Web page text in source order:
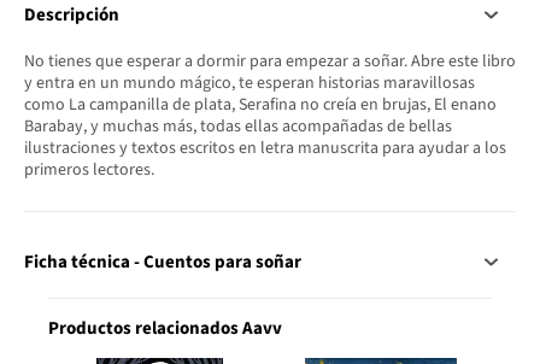
Descripción
No tienes que esperar a dormir para empezar a soñar. Abre este libro
y entra en un mundo mágico, te esperan historias maravillosas
como La campanilla de plata, Serafina no creía en brujas, El enano
Barabay, y muchas más, todas ellas acompañadas de bellas
ilustraciones y textos escritos en letra manuscrita para ayudar a los
primeros lectores.
Ficha técnica - Cuentos para soñar
Productos relacionados Aavv